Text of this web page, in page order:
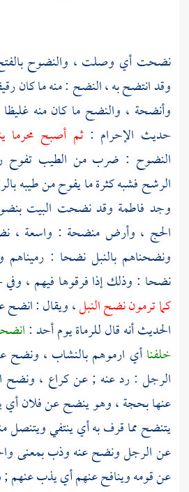
نضحت أي وصلت ، والنضوح
وقد انتضح به ، النضح : منه ما كان
وأنضحة ، والنضح ما كان منه غليظا
حديث الإحرام :ثم أصبح محرما
النضوح : ضرب من الطيب تفوح
الرشح فشبه كثرة ما يفوح من طيبه
وجد فاطمة وقد نضحت البيت
الحج ، وأرض منضحة : واسعة ،
ونضحناهم بالنبل نضحا :
نضحا : وذلك إذا فرقوها فيهم ،
كما ترمون نضح النبل، ويقال : انضح
الحديث أنه قال للرماة يوم أحد :
خلفناأي ارموهم بالنشاب ،
الرجل : رد عنه ; عنكراع ، ونضح
عنها بحجة ، وهو ينضح عن فلان أي
يتنضح مما قرف به أي ينتفي ويتنصل
عن الرجل ونضح عنه وذب بمعنى
عن قومه وينافح عنهم أي يذب عنهم